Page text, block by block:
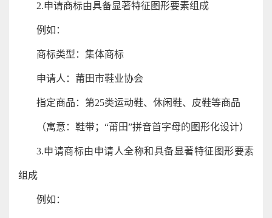
2.申请商标由具备显著特征图形要素组成
例如：
商标类型：集体商标
申请人：莆田市鞋业协会
指定商品：第25类运动鞋、休闲鞋、皮鞋等商品
（寓意：鞋带；“莆田”拼音首字母的图形化设计）
3.申请商标由申请人全称和具备显著特征图形要素
组成
例如：